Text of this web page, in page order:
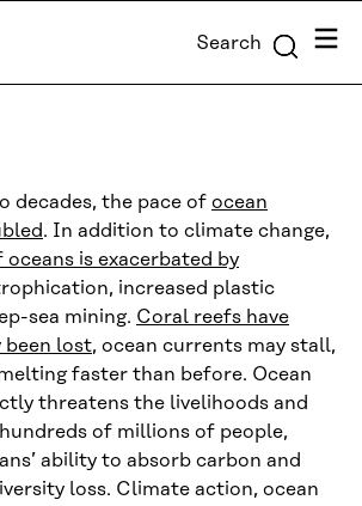
Search Menu
decades, the pace of ocean
. In addition to climate change,
is exacerbated by
increased plastic
sea mining. Coral reefs have
been lost, ocean currents may stall,
faster than before. Ocean
threatens the livelihoods and
of millions of people,
ability to absorb carbon and
loss. Climate action, ocean